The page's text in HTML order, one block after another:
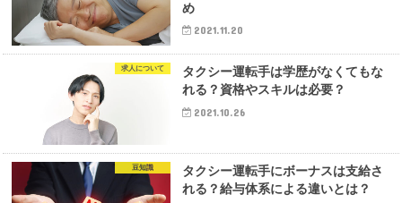
め
2021.11.20
求人について
タクシー運転手は学歴がなくてもな
れる？資格やスキルは必要？
2021.10.26
豆知識
タクシー運転手にボーナスは支給さ
れる？給与体系による違いとは？